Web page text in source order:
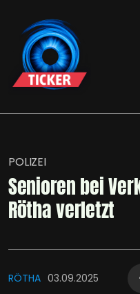
POLIZEI
Senioren bei
Rötha verletzt
RÖTHA 03.09.2025